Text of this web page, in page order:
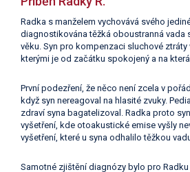
Radka s manželem vychovává svého
diagnostikována těžká oboustranná vada
věku. Syn pro kompenzaci sluchové ztráty
kterými je od začátku spokojený a na
První podezření, že něco není zcela v
když syn nereagoval na hlasité zvuky.
zdraví syna bagatelizoval. Radka proto
vyšetření, kde otoakustické emise vyšly
vyšetření, které u syna odhalilo těžkou
Samotné zjištění diagnózy bylo pro